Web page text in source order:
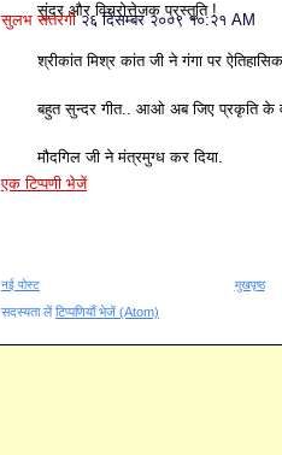
सुंदर और विचरोत्तेजक प्रस्तुति !
सुलभ सतरंगी २६ दिसम्बर २००९ १०:२१ AM
श्रीकांत मिश्र कांत जी ने गंगा पर
बहुत सुन्दर गीत.. आओ अब जिए प्रकृति के
मौदगिल जी ने मंत्रमुग्ध कर दिया.
एक टिप्पणी भेजें
नई पोस्ट मुखपृष्ठ
सदस्यता लेंटिप्पणियाँ भेजें (Atom)